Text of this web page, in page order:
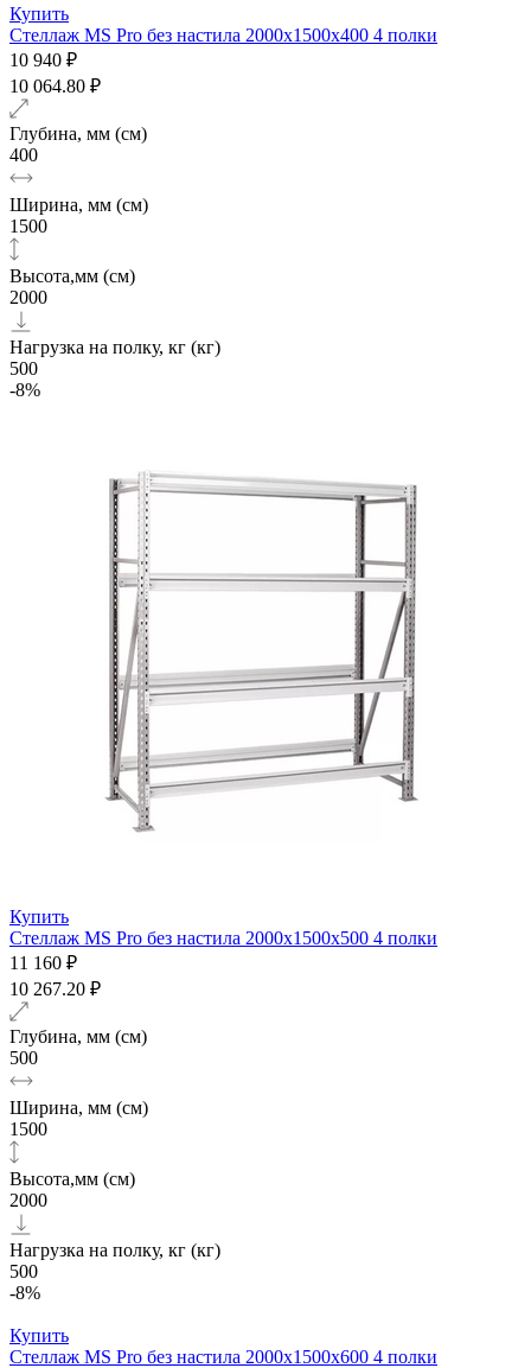
Купить
Стеллаж MS Pro без настила 2000х1500x400 4 полки
10 940 ₽
10 064.80 ₽
Глубина, мм (см)
400
Ширина, мм (см)
1500
Высота,мм (см)
2000
Нагрузка на полку, кг (кг)
500
-8%
Купить
Стеллаж MS Pro без настила 2000х1500x500 4 полки
11 160 ₽
10 267.20 ₽
Глубина, мм (см)
500
Ширина, мм (см)
1500
Высота,мм (см)
2000
Нагрузка на полку, кг (кг)
500
-8%
Купить
Стеллаж MS Pro без настила 2000х1500x600 4 полки